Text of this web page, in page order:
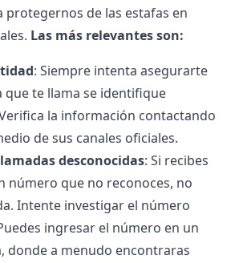
de las estafas en
Las más relevantes son:
: Siempre intenta asegurarte
que te llama se identifique
la información contactando
de sus canales oficiales.
desconocidas: Si recibes
número que no reconoces, no
Intente investigar el número
ingresar el número en un
donde a menudo encontraras